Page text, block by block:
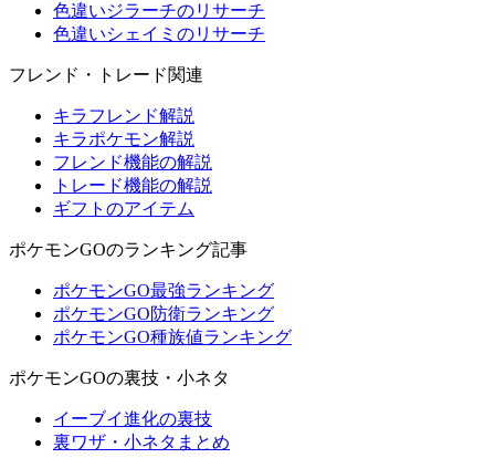
色違いジラーチのリサーチ
色違いシェイミのリサーチ
フレンド・トレード関連
キラフレンド解説
キラポケモン解説
フレンド機能の解説
トレード機能の解説
ギフトのアイテム
ポケモンGOのランキング記事
ポケモンGO最強ランキング
ポケモンGO防衛ランキング
ポケモンGO種族値ランキング
ポケモンGOの裏技・小ネタ
イーブイ進化の裏技
裏ワザ・小ネタまとめ